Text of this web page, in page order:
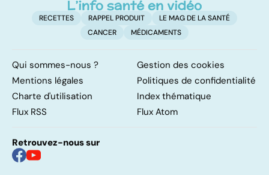
RECETTES RAPPEL PRODUIT
LE MAG DE LA SANTÉ
CANCER
MÉDICAMENTS
Qui sommes-nous ?
Gestion des cookies
Mentions légales
Politiques de confidentialité
Charte d'utilisation
Index thématique
Flux RSS
Flux Atom
Retrouvez-nous sur